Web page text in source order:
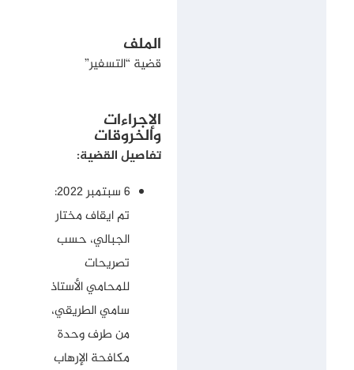
الملف
قضية “التسفير”
الإجراءات
والخروقات
تفاصيل القضية:
6 سبتمبر 2022:
تم ايقاف مختار
الجبالي، حسب
تصريحات
للمحامي الأستاذ
سامي الطريقي،
من طرف وحدة
مكافحة الإرهاب